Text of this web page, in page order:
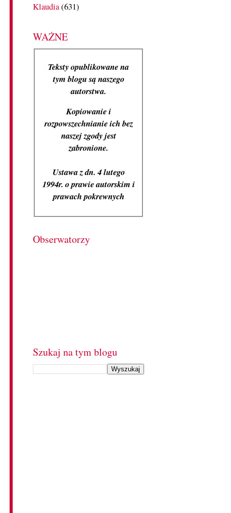
Klaudia(631)
WAŻNE
Teksty opublikowane na
tym blogu są naszego
autorstwa.
Kopiowanie i
rozpowszechnianie ich bez
naszej zgody jest
zabronione.
Ustawa z dn. 4 lutego
1994r. o prawie autorskim i
prawach pokrewnych
Obserwatorzy
Szukaj na tym blogu